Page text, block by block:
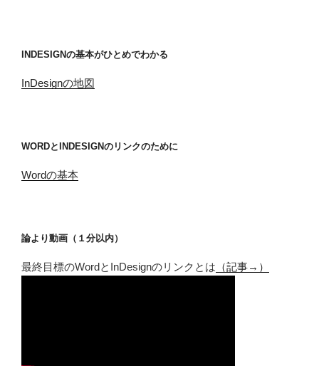
INDESIGNの基本がひとめでわかる
InDesignの地図
WORDとINDESIGNのリンクのために
Wordの基本
論より動画（１分以内）
最終目標のWordとInDesignのリンクとは （記事→）